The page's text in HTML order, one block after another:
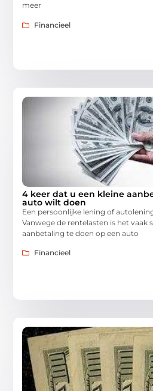
meer
Financieel
4 keer dat u een kleine
auto wilt doen
Een persoonlijke lening of
Vanwege de rentelasten is het vaak
aanbetaling te doen op een auto
Financieel